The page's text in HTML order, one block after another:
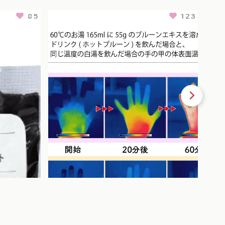
85 123